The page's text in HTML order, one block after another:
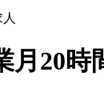
月20